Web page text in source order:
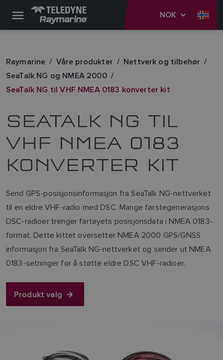
NOK
Raymarine Våre produkter
Nettverk og tilbehør
SeaTalk NG og NMEA 2000
SeaTalk NG til VHF NMEA 0183 konverter kit
SEATALK NG TIL
VHF NMEA 0183
KONVERTER KIT
Send GPS-posisjonsinformasjon fra SeaTalk NG-nettverket
til en eldre VHF-radio med DSC. Mange førstegenerasjons
DSC-radioer trenger fartøyets posisjonsdata i NMEA 0183-
format. Dette kittet oversetter NMEA 2000 GPS/GNSS
informasjon fra SeaTalk NG-nettverket og sender ut NMEA
0183-setninger for å støtte eldre DSC VHF-radioer.
Produkt valg